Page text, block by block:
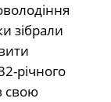
зібрали
річного
свою